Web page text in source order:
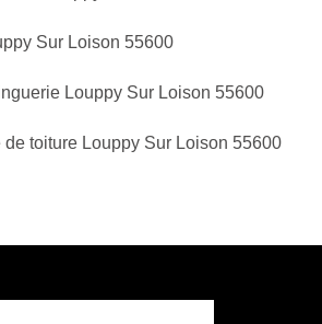
Sur Loison 55600
Louppy Sur Loison 55600
de toiture Louppy Sur Loison 55600